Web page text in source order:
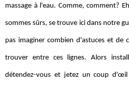
massage à l'eau. Comme, comment?
sommes sûrs, se trouve ici dans notre
pas imaginer combien d'astuces et de
trouver entre ces lignes. Alors
détendez-vous et jetez un coup